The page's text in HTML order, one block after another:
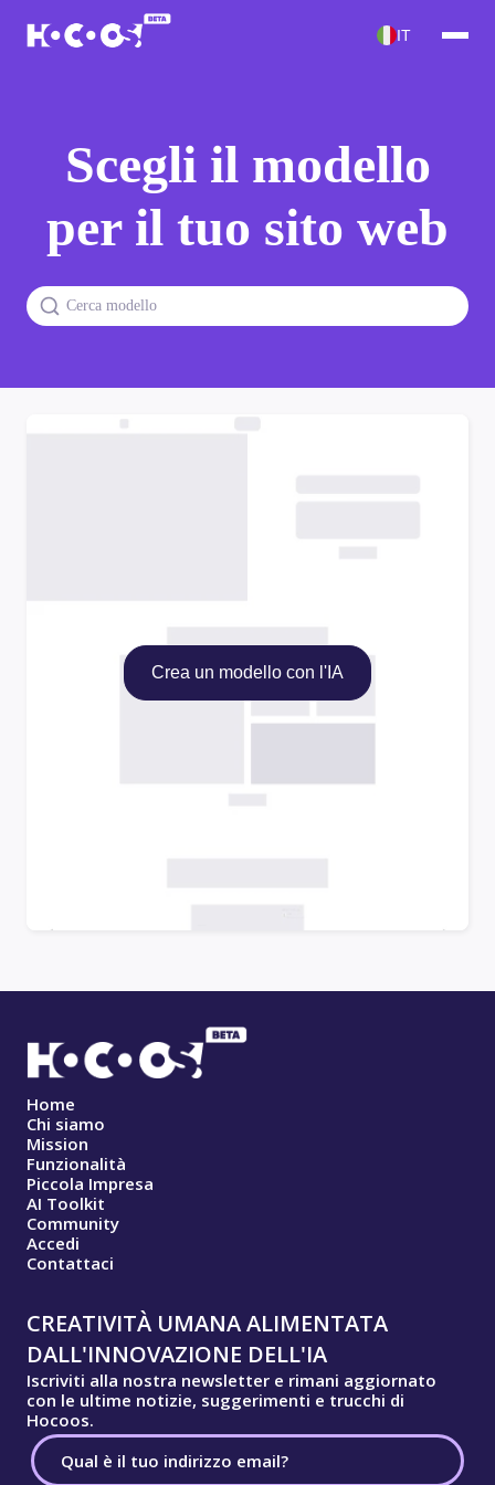
IT
Scegli il modello
per il tuo sito web
Crea un modello con l'IA
Home
Chi siamo
Mission
Funzionalità
Piccola Impresa
AI Toolkit
Community
Accedi
Contattaci
CREATIVITÀ UMANA ALIMENTATA
DALL'INNOVAZIONE DELL'IA
Iscriviti alla nostra newsletter e rimani aggiornato
con le ultime notizie, suggerimenti e trucchi di
Hocoos.